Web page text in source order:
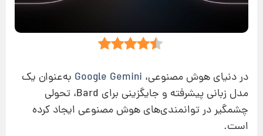
در دنیای هوش مصنوعی، Google Gemini به‌عنوان یک
مدل زبانی پیشرفته و جایگزینی برای Bard، تحولی
چشمگیر در توانمندی‌های هوش مصنوعی ایجاد کرده
است.